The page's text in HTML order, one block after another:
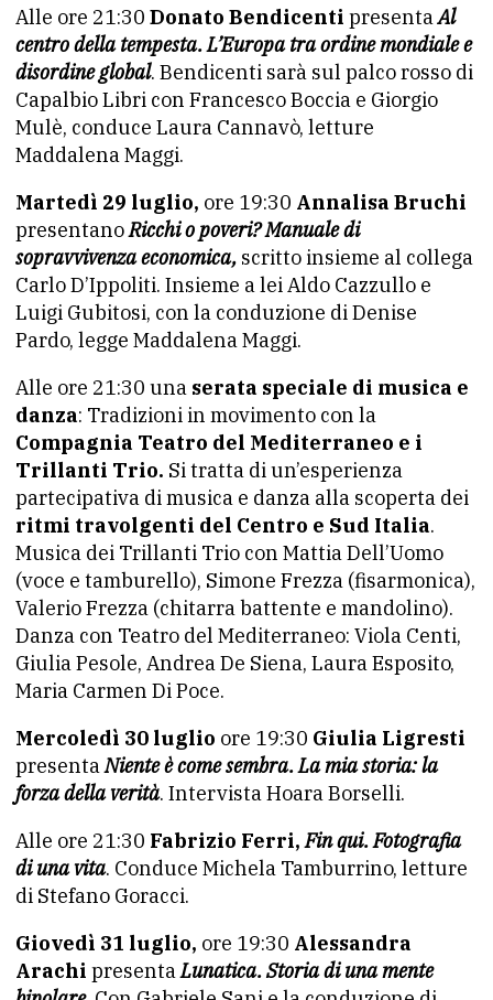
Alle ore 21:30 Donato Bendicenti presentaAl
centro della tempesta. L’Europa tra ordine mondiale e
disordine global. Bendicenti sarà sul palco rosso di
Capalbio Libri con Francesco Boccia e Giorgio
Mulè, conduce Laura Cannavò, letture
Maddalena Maggi.
Martedì 29 luglio, ore 19:30 Annalisa Bruchi
presentanoRicchi o poveri? Manuale di
sopravvivenza economica, scritto insieme al collega
Carlo D’Ippoliti. Insieme a lei Aldo Cazzullo e
Luigi Gubitosi, con la conduzione di Denise
Pardo, legge Maddalena Maggi.
Alle ore 21:30 una serata speciale di musica e
danza: Tradizioni in movimento con la
Compagnia Teatro del Mediterraneo e i
Trillanti Trio. Si tratta di un’esperienza
partecipativa di musica e danza alla scoperta dei
ritmi travolgenti del Centro e Sud Italia.
Musica dei Trillanti Trio con Mattia Dell’Uomo
(voce e tamburello), Simone Frezza (fisarmonica),
Valerio Frezza (chitarra battente e mandolino).
Danza con Teatro del Mediterraneo: Viola Centi,
Giulia Pesole, Andrea De Siena, Laura Esposito,
Maria Carmen Di Poce.
Mercoledì 30 luglio ore 19:30 Giulia Ligresti
presentaNiente è come sembra. La mia storia: la
forza della verità. Intervista Hoara Borselli.
Alle ore 21:30 Fabrizio Ferri,Fin qui. Fotografia
di una vita. Conduce Michela Tamburrino, letture
di Stefano Goracci.
Giovedì 31 luglio, ore 19:30 Alessandra
Arachi presentaLunatica. Storia di una mente